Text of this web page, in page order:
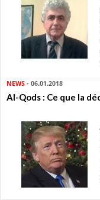
NEWS - 06.01.2018
Al-Qods : Ce que la